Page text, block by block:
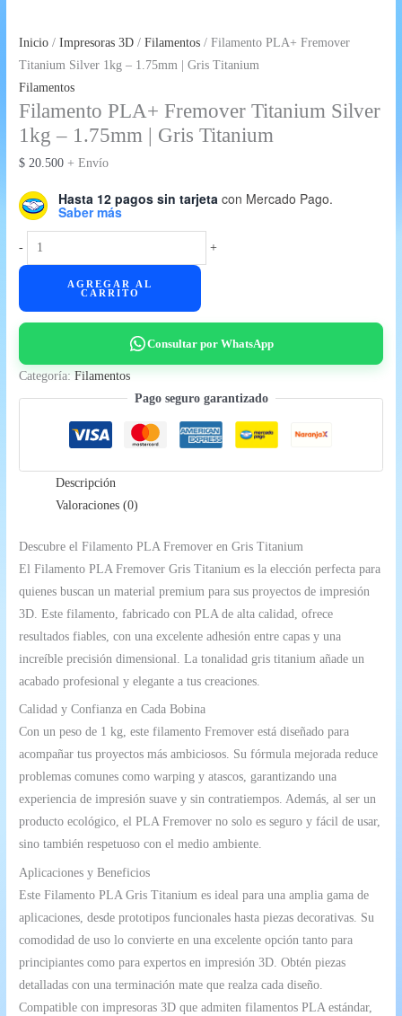
Inicio /Impresoras 3D /Filamentos / Filamento PLA+ Fremover
Titanium Silver 1kg – 1.75mm | Gris Titanium
Filamentos
Filamento PLA+ Fremover Titanium Silver
1kg – 1.75mm | Gris Titanium
$ 20.500 + Envío
Hasta 12 pagos sin tarjeta con Mercado Pago.
Saber más
-
Filamento
PLA+
Fremover
-
1.75mm
cantidad
+
AGREGAR AL
CARRITO
Consultar por WhatsApp
Categoría:Filamentos
Pago seguro garantizado
Descripción
Valoraciones (0)
Descubre el Filamento PLA Fremover en Gris Titanium
El Filamento PLA Fremover Gris Titanium es la elección perfecta para
quienes buscan un material premium para sus proyectos de impresión
3D. Este filamento, fabricado con PLA de alta calidad, ofrece
resultados fiables, con una excelente adhesión entre capas y una
increíble precisión dimensional. La tonalidad gris titanium añade un
acabado profesional y elegante a tus creaciones.
Calidad y Confianza en Cada Bobina
Con un peso de 1 kg, este filamento Fremover está diseñado para
acompañar tus proyectos más ambiciosos. Su fórmula mejorada reduce
problemas comunes como warping y atascos, garantizando una
experiencia de impresión suave y sin contratiempos. Además, al ser un
producto ecológico, el PLA Fremover no solo es seguro y fácil de usar,
sino también respetuoso con el medio ambiente.
Aplicaciones y Beneficios
Este Filamento PLA Gris Titanium es ideal para una amplia gama de
aplicaciones, desde prototipos funcionales hasta piezas decorativas. Su
comodidad de uso lo convierte en una excelente opción tanto para
principiantes como para expertos en impresión 3D. Obtén piezas
detalladas con una terminación mate que realza cada diseño.
Compatible con impresoras 3D que admiten filamentos PLA estándar,